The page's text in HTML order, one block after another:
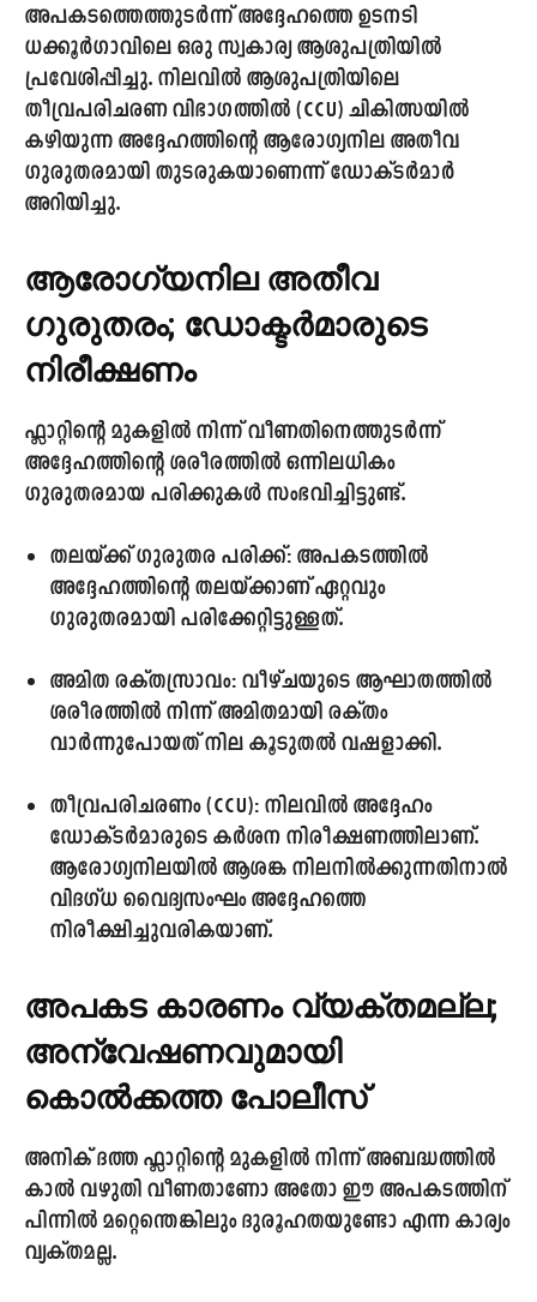
അപകടത്തെത്തുടർന്ന് അദ്ദേഹത്തെ ഉടനടി
ധക്കൂർഗാവിലെ ഒരു സ്വകാര്യ ആശുപത്രിയിൽ
പ്രവേശിപ്പിച്ചു. നിലവിൽ ആശുപത്രിയിലെ
തീവ്രപരിചരണ വിഭാഗത്തിൽ (CCU) ചികിത്സയിൽ
കഴിയുന്ന അദ്ദേഹത്തിന്റെ ആരോഗ്യനില അതീവ
ഗുരുതരമായി തുടരുകയാണെന്ന് ഡോക്ടർമാർ
അറിയിച്ചു.
ആരോഗ്യനില അതീവ
ഗുരുതരം; ഡോക്ടർമാരുടെ
നിരീക്ഷണം
ഫ്ലാറ്റിന്റെ മുകളിൽ നിന്ന് വീണതിനെത്തുടർന്ന്
അദ്ദേഹത്തിന്റെ ശരീരത്തിൽ ഒന്നിലധികം
ഗുരുതരമായ പരിക്കുകൾ സംഭവിച്ചിട്ടുണ്ട്.
തലയ്ക്ക് ഗുരുതര പരിക്ക്: അപകടത്തിൽ
അദ്ദേഹത്തിന്റെ തലയ്ക്കാണ് ഏറ്റവും
ഗുരുതരമായി പരിക്കേറ്റിട്ടുള്ളത്.
അമിത രക്തസ്രാവം: വീഴ്ചയുടെ ആഘാതത്തിൽ
ശരീരത്തിൽ നിന്ന് അമിതമായി രക്തം
വാർന്നുപോയത് നില കൂടുതൽ വഷളാക്കി.
തീവ്രപരിചരണം (CCU): നിലവിൽ അദ്ദേഹം
ഡോക്ടർമാരുടെ കർശന നിരീക്ഷണത്തിലാണ്.
ആരോഗ്യനിലയിൽ ആശങ്ക നിലനിൽക്കുന്നതിനാൽ
വിദഗ്ധ വൈദ്യസംഘം അദ്ദേഹത്തെ
നിരീക്ഷിച്ചുവരികയാണ്.
അപകട കാരണം വ്യക്തമല്ല;
അന്വേഷണവുമായി
കൊൽക്കത്ത പോലീസ്
അനിക് ദത്ത ഫ്ലാറ്റിന്റെ മുകളിൽ നിന്ന് അബദ്ധത്തിൽ
കാൽ വഴുതി വീണതാണോ അതോ ഈ അപകടത്തിന്
പിന്നിൽ മറ്റെന്തെങ്കിലും ദുരൂഹതയുണ്ടോ എന്ന കാര്യം
വ്യക്തമല്ല.